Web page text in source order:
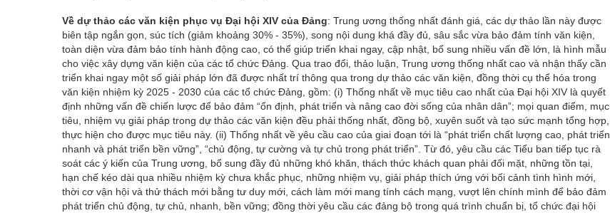
Về dự thảo các văn kiện phục vụ Đại hội XIV của Đảng: Trung ương thống nhất đánh giá, các dự thảo lần này được
biên tập ngắn gọn, súc tích (giảm khoảng 30% - 35%), song nội dung khá đầy đủ, sâu sắc vừa bảo đảm tính văn kiện,
toàn diện vừa đảm bảo tính hành động cao, có thể giúp triển khai ngay, cập nhật, bổ sung nhiều vấn đề lớn, là hình mẫu
cho việc xây dựng văn kiện của các tổ chức Đảng. Qua trao đổi, thảo luận, Trung ương thống nhất cao và nhận thấy cần
triển khai ngay một số giải pháp lớn đã được nhất trí thông qua trong dự thảo các văn kiện, đồng thời cụ thể hóa trong
văn kiện nhiệm kỳ 2025 - 2030 của các tổ chức Đảng, gồm: (i) Thống nhất về mục tiêu cao nhất của Đại hội XIV là quyết
định những vấn đề chiến lược để bảo đảm “ổn định, phát triển và nâng cao đời sống của nhân dân”; mọi quan điểm, mục
tiêu, nhiệm vụ giải pháp trong dự thảo các văn kiện đều phải thống nhất, đồng bộ, xuyên suốt và tạo sức mạnh tổng hợp,
thực hiện cho được mục tiêu này. (ii) Thống nhất về yêu cầu cao của giai đoạn tới là “phát triển chất lượng cao, phát triển
nhanh và phát triển bền vững”, “chủ động, tự cường và tự chủ trong phát triển”. Từ đó, yêu cầu các Tiểu ban tiếp tục rà
soát các ý kiến của Trung ương, bổ sung đầy đủ những khó khăn, thách thức khách quan phải đối mặt, những tồn tại,
hạn chế kéo dài qua nhiều nhiệm kỳ chưa khắc phục, những nhiệm vụ, giải pháp thích ứng với bối cảnh tình hình mới,
thời cơ vận hội và thử thách mới bằng tư duy mới, cách làm mới mang tính cách mạng, vượt lên chính mình để bảo đảm
phát triển chủ động, tự chủ, nhanh, bền vững; đồng thời yêu cầu các đảng bộ trong quá trình chuẩn bị, tổ chức đại hội